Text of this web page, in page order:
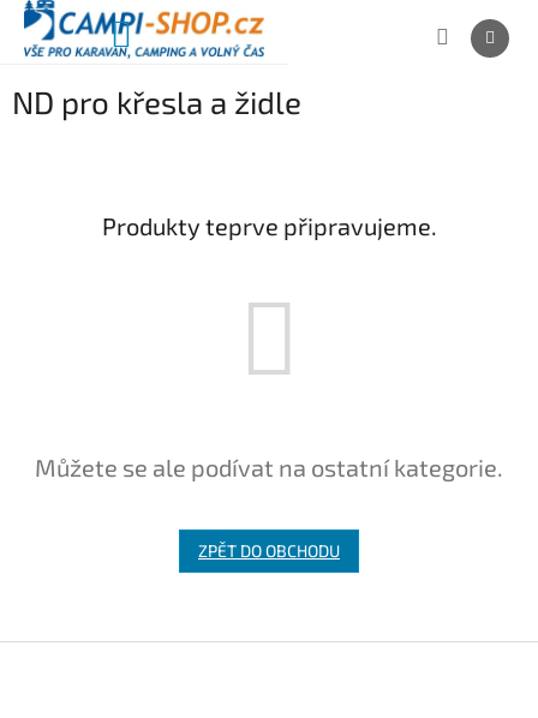
Přejít
obsah
NÁKUPNÍ
ND pro křesla a židle
Produkty teprve připravujeme.
Můžete se ale podívat na ostatní kategorie.
ZPĚT DO OBCHODU